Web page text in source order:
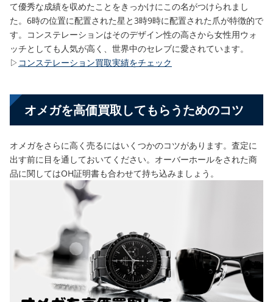
て優秀な成績を収めたことをきっかけにこの名がつけられまし
た。6時の位置に配置された星と3時9時に配置された爪が特徴的で
す。コンステレーションはそのデザイン性の高さから女性用ウォ
ッチとしても人気が高く、世界中のセレブに愛されています。
▷ コンステレーション買取実績をチェック
オメガを高価買取してもらうためのコツ
オメガをさらに高く売るにはいくつかのコツがあります。査定に
出す前に目を通しておいてください。オーバーホールをされた商
品に関してはOH証明書も合わせて持ち込みましょう。